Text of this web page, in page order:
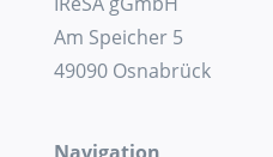
Am Speicher 5
49090 Osnabrück